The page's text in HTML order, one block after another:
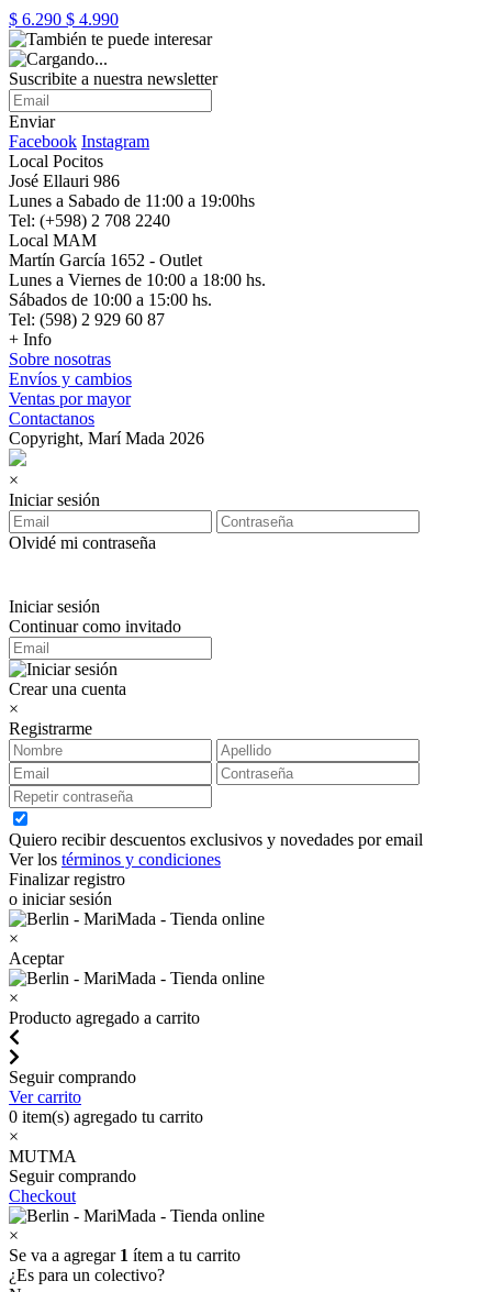
$ 6.290 $ 4.990
Suscribite a nuestra newsletter
Enviar
Facebook Instagram
Local Pocitos
José Ellauri 986
Lunes a Sabado de 11:00 a 19:00hs
Tel: (+598) 2 708 2240
Local MAM
Martín García 1652 - Outlet
Lunes a Viernes de 10:00 a 18:00 hs.
Sábados de 10:00 a 15:00 hs.
Tel: (598) 2 929 60 87
+ Info
Sobre nosotras
Envíos y cambios
Ventas por mayor
Contactanos
Copyright, Marí Mada 2026
×
Iniciar sesión
Olvidé mi contraseña
Iniciar sesión
Continuar como invitado
Crear una cuenta
×
Registrarme
Quiero recibir descuentos exclusivos y novedades por email
Ver los términos y condiciones
Finalizar registro
o iniciar sesión
×
Aceptar
×
Producto agregado a carrito
Seguir comprando
Ver carrito
0 item(s) agregado tu carrito
×
MUTMA
Seguir comprando
Checkout
×
Se va a agregar 1 ítem a tu carrito
¿Es para un colectivo?